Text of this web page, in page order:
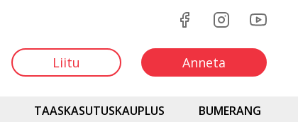
Liitu Anneta
TAASKASUTUSKAUPLUS BUMERANG